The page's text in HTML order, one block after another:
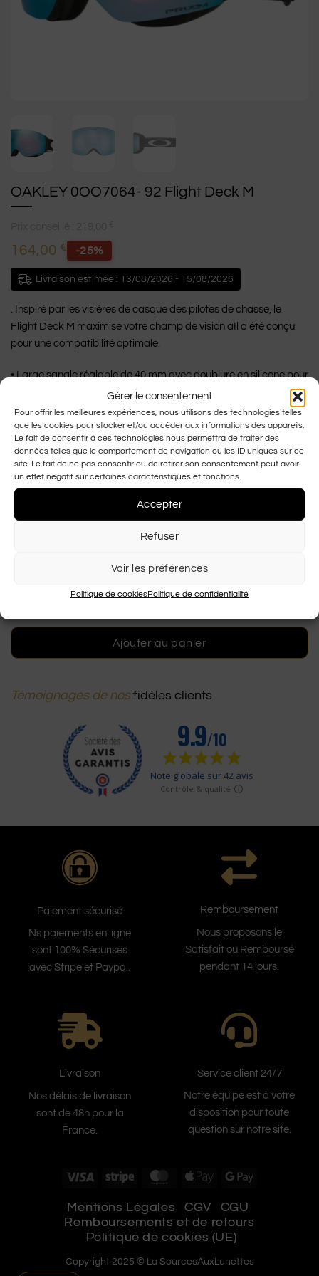
Gérer le consentement
Pour offrir les meilleures expériences, nous utilisons des technologies telles
que les cookies pour stocker et/ou accéder aux informations des appareils.
Le fait de consentir à ces technologies nous permettra de traiter des
données telles que le comportement de navigation ou les ID uniques sur ce
site. Le fait de ne pas consentir ou de retirer son consentement peut avoir
un effet négatif sur certaines caractéristiques et fonctions.
Accepter
Refuser
Voir les préférences
Politique de cookiesPolitique de confidentialité
OAKLEY 0OO7064- 92 Flight Deck M
164,00 € -25%
Livraison estimée : 13/08/2026 - 15/08/2026
. Inspiré par les visières de casque des pilotes de chasse, le
Flight Deck M maximise votre champ de vision aIl a été conçu
pour une compatibilité optimale.
• Large sangle réglable de 40 mm avec doublure en silicone pour
un ajustement plus sûr
• La structure souple en O Matter® s’adapte confortablement à
votre visage, même en cas de froid extrême
• Confort au quotidien d’une mousse triple couche avec doublure
molletonnée à évacuation de l’humidité
• Le verre moulé par injection en Plutonite® fournit une
protection à 100% contre les rayons UV
• Réduction des reflets et régulation de la transmission de
• Pochette incluse pour le rangement et le nettoyage des verres
Ajouter au panier
Témoignages de nosfidèles clients
Paiement sécurisé
Ns paiements en ligne
sont 100% Sécurisés
avec Stripe et Paypal.
Remboursement
Nous proposons le
Satisfait ou Remboursé
pendant 14 jours.
Livraison
Nos délais de livraison
sont de 48h pour la
France.
Service client 24/7
Notre équipe est à votre
disposition pour toute
question sur notre site.
Visa Stripe MasterCard
Apple
Google
Mentions Légales CGV
CGU
Remboursements et de retours
Politique de cookies (UE)
Copyright 2025 © La SourcesAuxLunettes